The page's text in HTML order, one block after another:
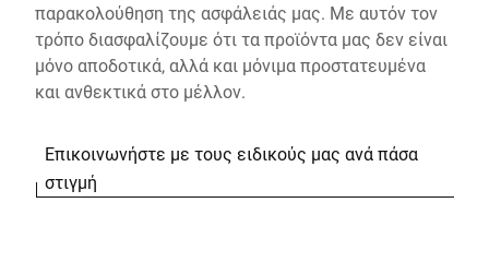
παρακολούθηση της ασφάλειάς μας. Με αυτόν τον
τρόπο διασφαλίζουμε ότι τα προϊόντα μας δεν είναι
μόνο αποδοτικά, αλλά και μόνιμα προστατευμένα
και ανθεκτικά στο μέλλον.
Επικοινωνήστε με τους ειδικούς μας ανά πάσα
στιγμή